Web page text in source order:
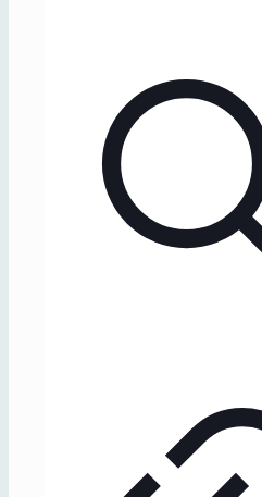
fra
subalternità
e
resistenza